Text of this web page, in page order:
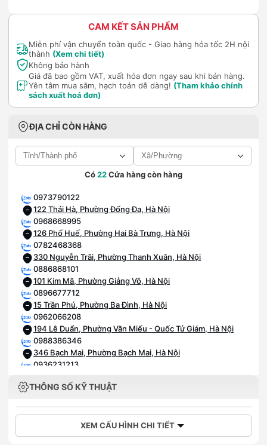
CAM KẾT SẢN PHẨM
Miễn phí vận chuyển toàn quốc - Giao hàng hỏa tốc 2H nội
thành (Xem chi tiết)
Không bảo hành
Giá đã bao gồm VAT, xuất hóa đơn ngay sau khi bán hàng.
Yên tâm mua sắm, hạch toán dễ dàng! (Tham khảo chính
sách xuất hoá đơn)
ĐỊA CHỈ CÒN HÀNG
Có22Cửa hàng còn hàng
0973790122
122 Thái Hà, Phường Đống Đa, Hà Nội
0968668995
126 Phố Huế, Phường Hai Bà Trưng, Hà Nội
0782468368
330 Nguyễn Trãi, Phường Thanh Xuân, Hà Nội
0886868101
101 Kim Mã, Phường Giảng Võ, Hà Nội
0896677712
15 Trần Phú, Phường Ba Đình, Hà Nội
0962066208
194 Lê Duẩn, Phường Văn Miếu - Quốc Tử Giám, Hà Nội
0988386346
346 Bạch Mai, Phường Bạch Mai, Hà Nội
0936231213
0985981110
196 Quang Trung, Phường Hà Đông, Hà Nội
0903202328
THÔNG SỐ KỸ THUẬT
XEM CẤU HÌNH CHI TIẾT